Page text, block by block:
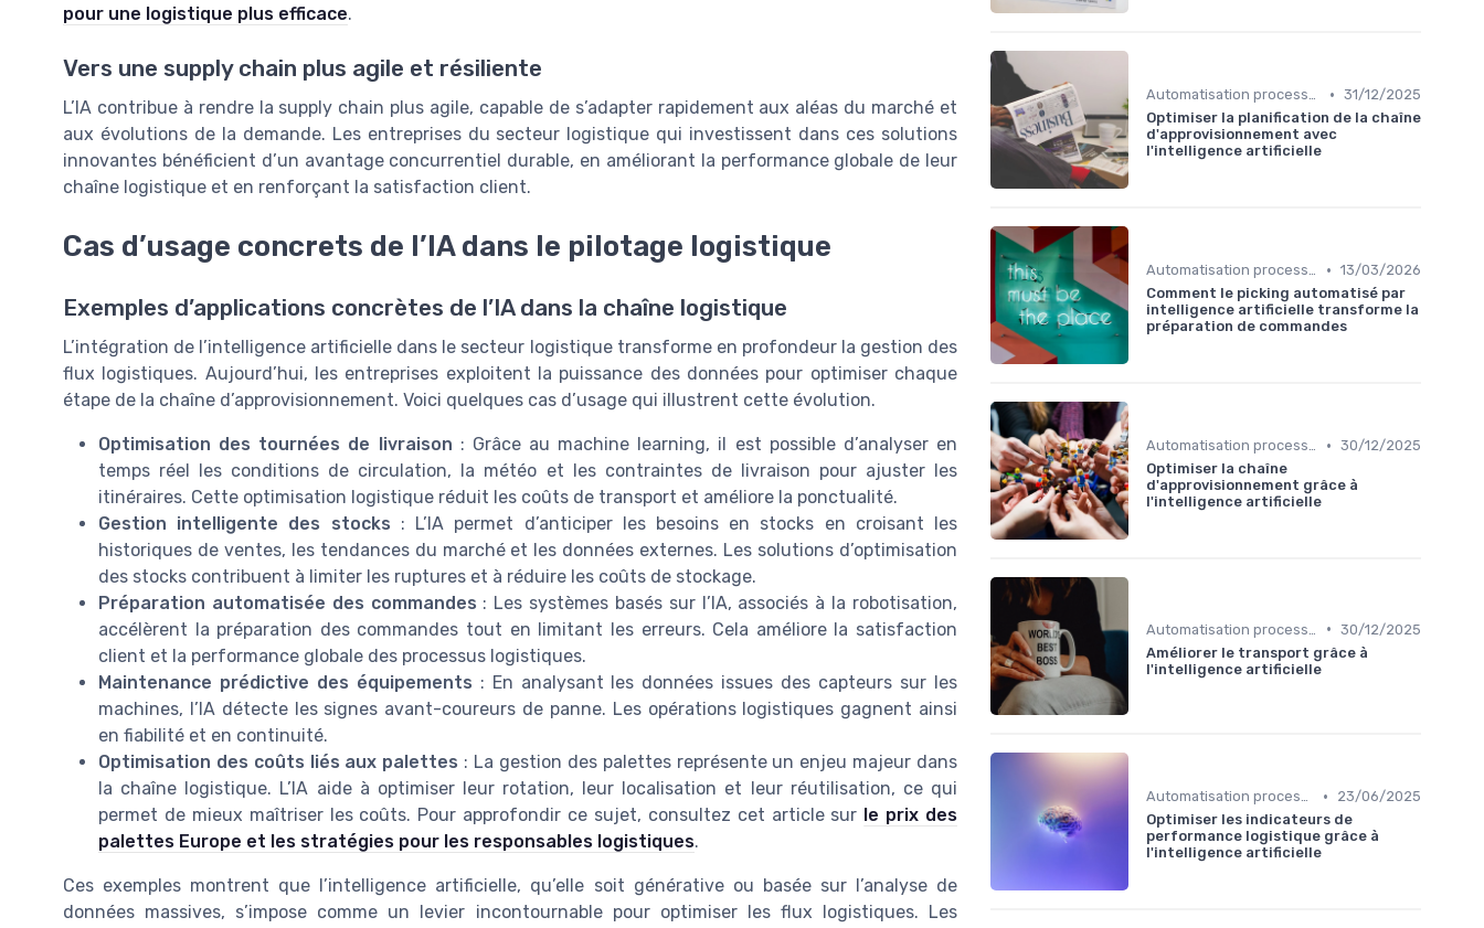
pour une logistique plus efficace.
Vers une supply chain plus agile et résiliente
L’IA contribue à rendre la supply chain plus agile, capable de s’adapter rapidement aux aléas du marché et
aux évolutions de la demande. Les entreprises du secteur logistique qui investissent dans ces solutions
innovantes bénéficient d’un avantage concurrentiel durable, en améliorant la performance globale de leur
chaîne logistique et en renforçant la satisfaction client.
Cas d’usage concrets de l’IA dans le pilotage logistique
Exemples d’applications concrètes de l’IA dans la chaîne logistique
L’intégration de l’intelligence artificielle dans le secteur logistique transforme en profondeur la gestion des
flux logistiques. Aujourd’hui, les entreprises exploitent la puissance des données pour optimiser chaque
étape de la chaîne d’approvisionnement. Voici quelques cas d’usage qui illustrent cette évolution.
Optimisation des tournées de livraison : Grâce au machine learning, il est possible d’analyser en
temps réel les conditions de circulation, la météo et les contraintes de livraison pour ajuster les
itinéraires. Cette optimisation logistique réduit les coûts de transport et améliore la ponctualité.
Gestion intelligente des stocks : L’IA permet d’anticiper les besoins en stocks en croisant les
historiques de ventes, les tendances du marché et les données externes. Les solutions d’optimisation
des stocks contribuent à limiter les ruptures et à réduire les coûts de stockage.
Préparation automatisée des commandes : Les systèmes basés sur l’IA, associés à la robotisation,
accélèrent la préparation des commandes tout en limitant les erreurs. Cela améliore la satisfaction
client et la performance globale des processus logistiques.
Maintenance prédictive des équipements : En analysant les données issues des capteurs sur les
machines, l’IA détecte les signes avant-coureurs de panne. Les opérations logistiques gagnent ainsi
en fiabilité et en continuité.
Optimisation des coûts liés aux palettes : La gestion des palettes représente un enjeu majeur dans
la chaîne logistique. L’IA aide à optimiser leur rotation, leur localisation et leur réutilisation, ce qui
permet de mieux maîtriser les coûts. Pour approfondir ce sujet, consultez cet article sur le prix des
palettes Europe et les stratégies pour les responsables logistiques.
Ces exemples montrent que l’intelligence artificielle, qu’elle soit générative ou basée sur l’analyse de
données massives, s’impose comme un levier incontournable pour optimiser les flux logistiques. Les
Automatisation processus • 31/12/2025
Optimiser la planification de la chaîne
d'approvisionnement avec
l'intelligence artificielle
Automatisation processus • 13/03/2026
Comment le picking automatisé par
intelligence artificielle transforme la
préparation de commandes
Automatisation processus • 30/12/2025
Optimiser la chaîne
d'approvisionnement grâce à
l'intelligence artificielle
• 30/12/2025
Améliorer le transport grâce à
l'intelligence artificielle
Automatisation processus •
23/06/2025
Optimiser les indicateurs de
performance logistique grâce à
l'intelligence artificielle